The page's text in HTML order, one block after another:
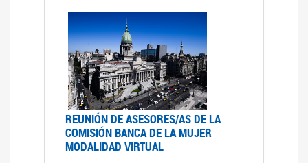
REUNIÓN DE ASESORES/AS DE LA
COMISIÓN BANCA DE LA MUJER
MODALIDAD VIRTUAL